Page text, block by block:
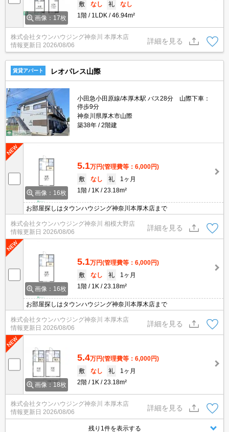
画像：17枚
敷
なし 礼
なし
1階
1LDK 46.94m²
株式会社タウンハウジング神奈川 本厚木店
情報更新日 2026/08/06
詳細を見る
賃貸アパート レオパレス山際
小田急小田原線/本厚木駅 バス28分 山際下車：
停歩9分
神奈川県厚木市山際
築38年
2階建
画像：16枚
5.1万円(管理費等：6,000円)
敷
なし 礼
1ヶ月
1階
1K 23.18m²
お部屋探しはタウンハウジング神奈川本厚木店まで
株式会社タウンハウジング神奈川 相模大野店
情報更新日 2026/08/06
詳細を見る
画像：16枚
5.1万円(管理費等：6,000円)
敷
なし 礼
1ヶ月
1階
1K 23.18m²
お部屋探しはタウンハウジング神奈川本厚木店まで
株式会社タウンハウジング神奈川 本厚木店
情報更新日 2026/08/06
詳細を見る
画像：18枚
5.4万円(管理費等：6,000円)
敷
なし 礼
1ヶ月
2階
1K 23.18m²
株式会社タウンハウジング神奈川 本厚木店
情報更新日 2026/08/06
詳細を見る
残り1件を表示する